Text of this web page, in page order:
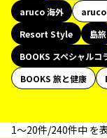
aruco 海外
aruco
Resort Style
島旅
BOOKS スペシャルコ
BOOKS 旅と健康
1〜20件/240件中 を